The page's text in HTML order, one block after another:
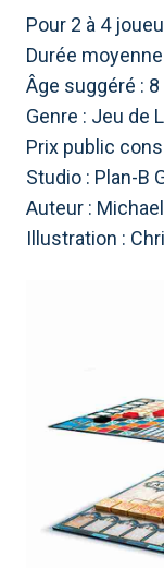
Pour 2 à 4
Durée
Âge suggéré :
Genre : Jeu de
Prix ​​public
Studio : Plan-B
Auteur :
Illustration :